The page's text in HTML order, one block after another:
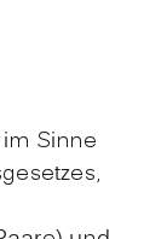
Sinne